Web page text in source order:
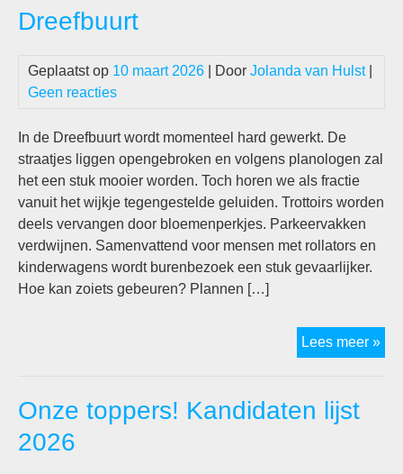
Dreefbuurt
Geplaatst op 10 maart 2026 | Door Jolanda van Hulst|
Geen reacties
In de Dreefbuurt wordt momenteel hard gewerkt. De
straatjes liggen opengebroken en volgens planologen zal
het een stuk mooier worden. Toch horen we als fractie
vanuit het wijkje tegengestelde geluiden. Trottoirs worden
deels vervangen door bloemenperkjes. Parkeervakken
verdwijnen. Samenvattend voor mensen met rollators en
kinderwagens wordt burenbezoek een stuk gevaarlijker.
Hoe kan zoiets gebeuren? Plannen […]
Lees meer »
Onze toppers! Kandidaten lijst
2026